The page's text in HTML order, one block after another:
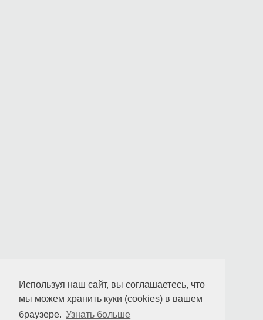
Используя наш сайт, вы соглашаетесь, что
мы можем хранить куки (cookies) в вашем
браузере. Узнать больше